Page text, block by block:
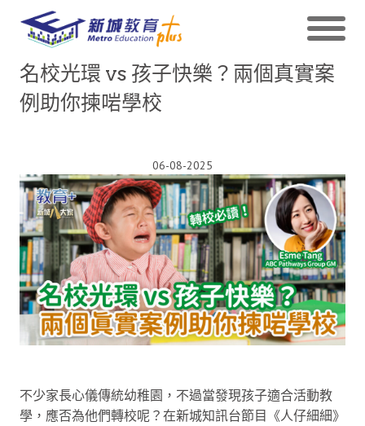
名校光環 vs 孩子快樂？兩個真實案
例助你揀啱學校
06-08-2025
不少家長心儀傳統幼稚園，不過當發現孩子適合活動教
學，應否為他們轉校呢？在新城知訊台節目《人仔細細》